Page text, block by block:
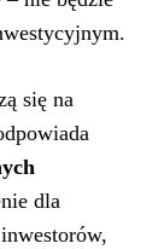
się na
dla